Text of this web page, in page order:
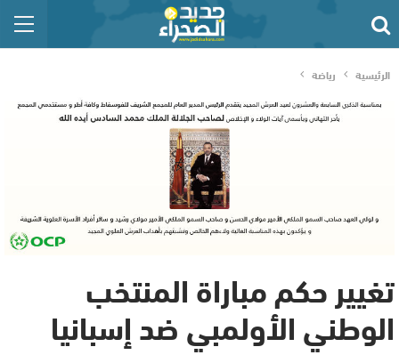
الرئيسية رياضة
تغيير حكم مباراة المنتخب
الوطني الأولمبي ضد إسبانيا